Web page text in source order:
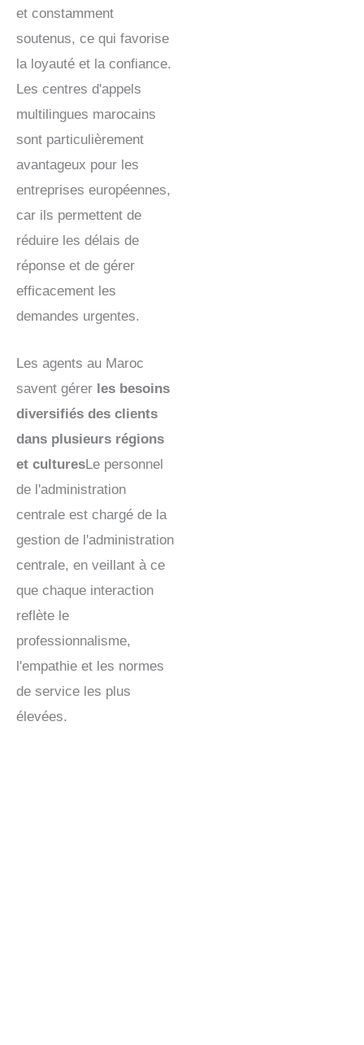
et constamment
soutenus, ce qui favorise
la loyauté et la confiance.
Les centres d'appels
multilingues marocains
sont particulièrement
avantageux pour les
entreprises européennes,
car ils permettent de
réduire les délais de
réponse et de gérer
efficacement les
demandes urgentes.
Les agents au Maroc
savent gérer les besoins
diversifiés des clients
dans plusieurs régions
et culturesLe personnel
de l'administration
centrale est chargé de la
gestion de l'administration
centrale, en veillant à ce
que chaque interaction
reflète le
professionnalisme,
l'empathie et les normes
de service les plus
élevées.